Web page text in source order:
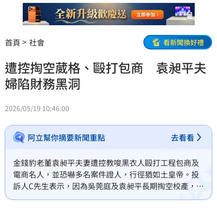
首頁 社會 看新聞換好禮
遭控掏空葳格、毆打包商 袁昶平夫
婦陷財務黑洞
2026/05/19 10:46:00
阿立幫你摘要新聞重點 去看看
金錢豹老董袁昶平夫妻遭控教唆黑衣人毆打工程包商及
電商名人，並恐嚇多名案件證人，行徑猶如土皇帝。投
訴人C先生表示，因為吳莞庭及袁昶平長期掏空校產，學
校為了節省開支、填補財務黑洞，開始拖欠教職員的獎